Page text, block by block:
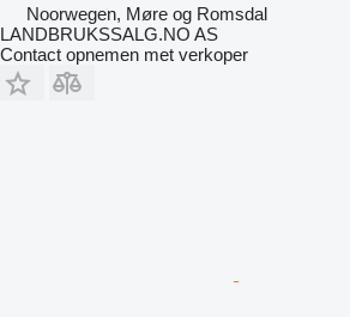
Noorwegen, Møre og Romsdal
LANDBRUKSSALG.NO AS
Contact opnemen met verkoper